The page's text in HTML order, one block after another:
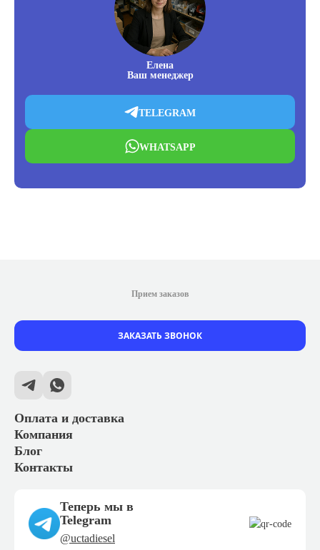
Елена
Ваш менеджер
TELEGRAM
WHATSAPP
Оплата и доставка
Компания
Блог
Контакты
Прием заказов
ЗАКАЗАТЬ ЗВОНОК
Теперь мы в
Telegram
@uctadiesel